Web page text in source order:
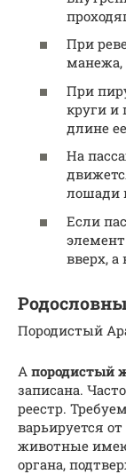
При
манежа,
При
круги и
длине
На
лошади
Если
вверх, а
Породистый
А породистый
записана.
реестр.
варьируется
животные
органа,